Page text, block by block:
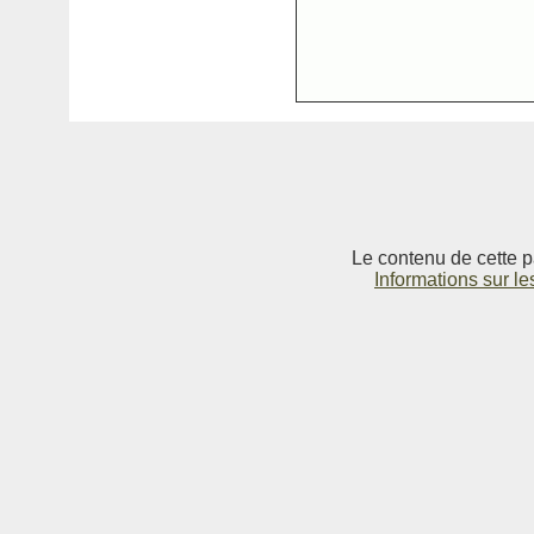
Le contenu de cette
Informations sur